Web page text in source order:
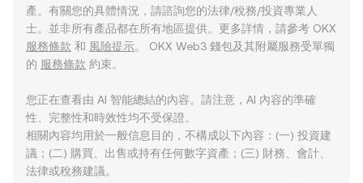
產。有關您的具體情況，請諮詢您的法律/稅務/投資專業人
士。並非所有產品都在所有地區提供。更多詳情，請參考 OKX
服務條款 和 風險提示。 OKX Web3 錢包及其附屬服務受單獨
的 服務條款 約束。
您正在查看由 AI 智能總結的內容。請注意，AI 內容的準確
性、完整性和時效性均不受保證。
相關內容均用於一般信息目的，不構成以下內容：(一) 投資建
議；(二) 購買、出售或持有任何數字資產；(三) 財務、會計、
法律或稅務建議。